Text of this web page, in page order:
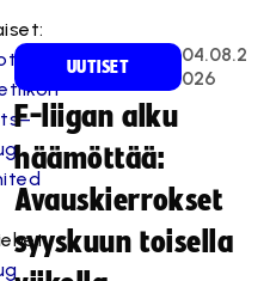
UUTISET
04.08.2
026
F-liigan alku
häämöttää:
Avauskierrokset
syyskuun toisella